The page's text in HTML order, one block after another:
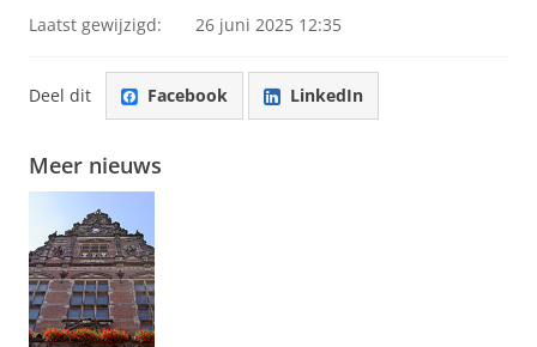
Laatst gewijzigd: 26 juni 2025 12:35
Deel dit Facebook LinkedIn
Meer nieuws